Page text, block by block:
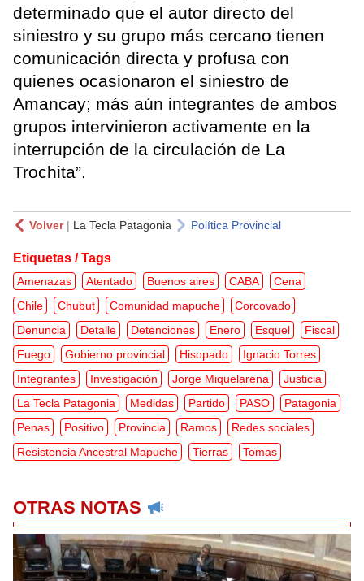
determinado que el autor directo del
siniestro y su grupo más cercano tienen
comunicación directa y profusa con
quienes ocasionaron el siniestro de
Amancay; más aún integrantes de ambos
grupos intervinieron activamente en la
interrupción de la circulación de La
Trochita”.
Volver| La Tecla Patagonia Política Provincial
Etiquetas / Tags
Amenazas Atentado Buenos aires CABA
Cena
Chile
Chubut Comunidad mapuche
Corcovado
Denuncia
Detalle Detenciones Enero Esquel
Fiscal
Fuego
Gobierno provincial Hisopado
Ignacio Torres
Integrantes
Investigación Jorge Miquelarena
Justicia
La Tecla Patagonia
Medidas Partido PASO
Patagonia
Penas
Positivo Provincia Ramos
Redes sociales
Resistencia Ancestral Mapuche
Tierras Tomas
OTRAS NOTAS